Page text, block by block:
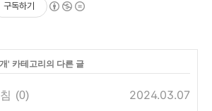
구독하기
' 카테고리의 다른 글
(0) 2024.03.07